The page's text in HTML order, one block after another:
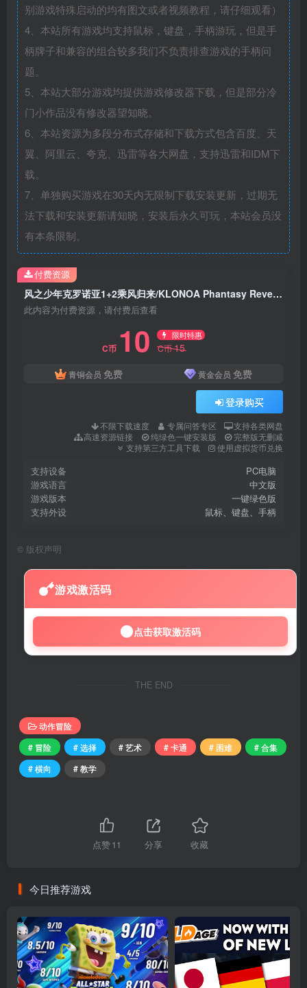
别游戏特殊启动的均有图文或者视频教程，请仔细观看）
4、本站所有游戏均支持鼠标，键盘，手柄游玩，但是手
柄牌子和兼容的组合较多我们不负责排查游戏的手柄问
题。
5、本站大部分游戏均提供游戏修改器下载，但是部分冷
门小作品没有修改器望知晓。
6、本站资源为多段分布式存储和下载方式包含百度、天
翼、阿里云、夸克、迅雷等各大网盘，支持迅雷和IDM下
载。
7、单独购买游戏在30天内无限制下载安装更新，过期无
法下载和安装更新请知晓，安装后永久可玩，本站会员没
有本条限制。
风之少年克罗诺亚1+2乘风归来/KLONOA Phantasy Reverie Series
此内容为付费资源，请付费后查看
C币 10 限时特惠
C币15
青铜会员 免费 黄金会员 免费
登录购买
不限下载速度 专属问答专区
支持各类网盘
高速资源链接
纯绿色一键安装版
完整版无删减
支持第三方工具下载
使用虚拟货币兑换
支持设备
PC电脑
游戏语言
中文版
游戏版本
一键绿色版
支持外设
鼠标、键盘、手柄
付费资源
© 版权声明
游戏激活码
点击获取激活码
THE END
动作冒险
# 冒险
# 选择 # 艺术 # 卡通 # 困难
# 合集
# 横向
# 教学
点赞11 分享 收藏
今日推荐游戏